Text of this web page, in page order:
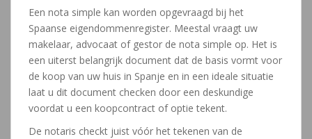
Een nota simple kan worden opgevraagd bij het
Spaanse eigendommenregister. Meestal vraagt uw
makelaar, advocaat of gestor de nota simple op. Het is
een uiterst belangrijk document dat de basis vormt voor
de koop van uw huis in Spanje en in een ideale situatie
laat u dit document checken door een deskundige
voordat u een koopcontract of optie tekent.
De notaris checkt juist vóór het tekenen van de